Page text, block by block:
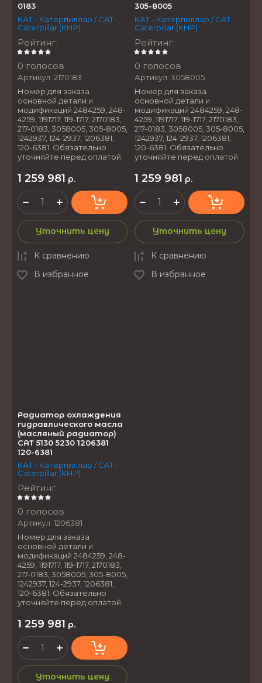
0183
КАТ - Катерпиллар / CAT -
Caterpillar (КНР)
Рейтинг:
0 голосов
Артикул: 2170183
Номер для заказа
основной детали и
модификаций 2484259, 248-
4259, 1191717, 119-1717, 2170183,
217-0183, 3058005, 305-8005,
1242937, 124-2937, 1206381,
120-6381. Обязательно
уточняйте перед оплатой.
1 259 981 р.
Уточнить цену
К сравнению
В избранное
305-8005
КАТ - Катерпиллар / CAT -
Caterpillar (КНР)
Рейтинг:
0 голосов
Артикул: 3058005
Номер для заказа
основной детали и
модификаций 2484259, 248-
4259, 1191717, 119-1717, 2170183,
217-0183, 3058005, 305-8005,
1242937, 124-2937, 1206381,
120-6381. Обязательно
уточняйте перед оплатой.
1 259 981 р.
Уточнить цену
К сравнению
В избранное
Радиатор охлаждения
гидравлического масла
(масляный радиатор)
CAT 5130 5230 1206381
120-6381
КАТ - Катерпиллар / CAT -
Caterpillar (КНР)
Рейтинг:
0 голосов
Артикул: 1206381
Номер для заказа
основной детали и
модификаций 2484259, 248-
4259, 1191717, 119-1717, 2170183,
217-0183, 3058005, 305-8005,
1242937, 124-2937, 1206381,
120-6381. Обязательно
уточняйте перед оплатой.
1 259 981 р.
Уточнить цену